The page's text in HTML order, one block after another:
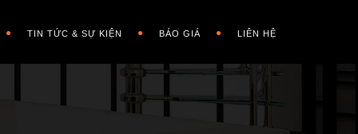
TIN TỨC & SỰ KIỆN BÁO GIÁ LIÊN HỆ